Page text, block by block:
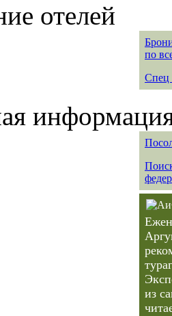
отелей
по
Спец
из